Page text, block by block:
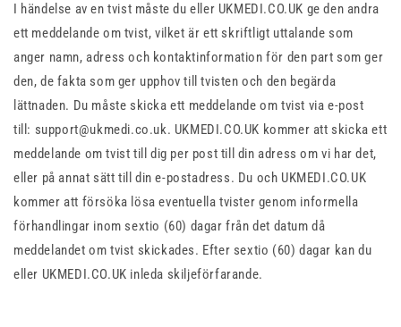
I händelse av en tvist måste du eller UKMEDI.CO.UK ge den andra
ett meddelande om tvist, vilket är ett skriftligt uttalande som
anger namn, adress och kontaktinformation för den part som ger
den, de fakta som ger upphov till tvisten och den begärda
lättnaden. Du måste skicka ett meddelande om tvist via e-post
till: support@ukmedi.co.uk. UKMEDI.CO.UK kommer att skicka ett
meddelande om tvist till dig per post till din adress om vi har det,
eller på annat sätt till din e-postadress. Du och UKMEDI.CO.UK
kommer att försöka lösa eventuella tvister genom informella
förhandlingar inom sextio (60) dagar från det datum då
meddelandet om tvist skickades. Efter sextio (60) dagar kan du
eller UKMEDI.CO.UK inleda skiljeförfarande.